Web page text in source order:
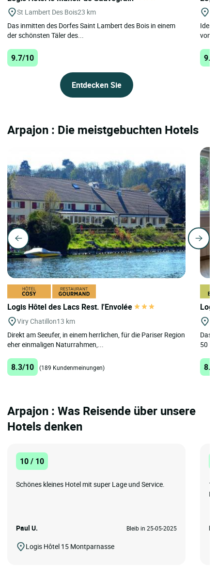
St Lambert Des Bois23 km
Das inmitten des Dorfes Saint Lambert des Bois in einem
der schönsten Täler des...
9.7/10
Entdecken Sie
Ideal
von
Arpajon : Die meistgebuchten Hotels
Logis Hôtel des Lacs Rest. l'Envolée
Viry Chatillon13 km
Direkt am Seeufer, in einem herrlichen, für die Pariser Region
eher einmaligen Naturrahmen,...
8.3/10 (189 Kundenmeinungen)
Das
50
Arpajon : Was Reisende über unsere
Hotels denken
10 / 10
Schönes kleines Hotel mit super Lage und Service.
Paul U. Bleib in 25-05-2025
Logis Hôtel 15 Montparnasse
1.